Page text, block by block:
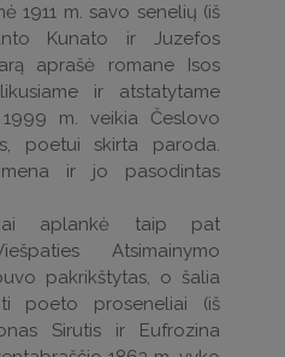
1911 m. savo senelių (iš
Kunato ir Juzefos
aprašė romane Isos
ir atstatytame
m. veikia Česlovo
poetui skirta paroda.
ir jo pasodintas
aplankė taip pat
Atsimainymo
pakrikštytas, o šalia
poeto proseneliai (iš
Sirutis ir Eufrozina